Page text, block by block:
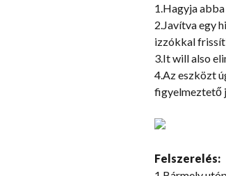
1.Hagyja
2.Javítva egy
izzókkal
3.It will also
4.Az eszközt
figyelmeztető
Felszerelés: